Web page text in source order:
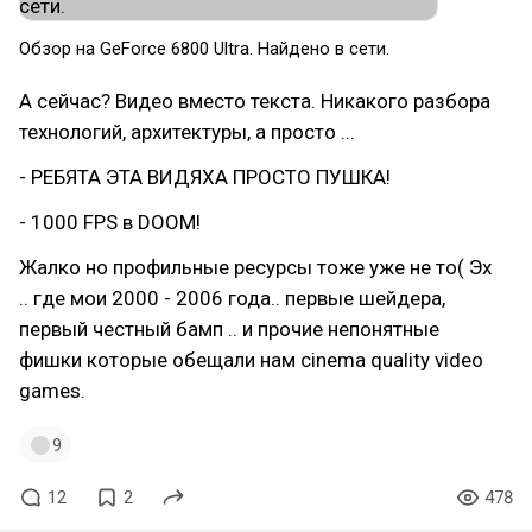
Обзор на GeForce 6800 Ultra. Найдено в сети.
А сейчас? Видео вместо текста. Никакого разбора
технологий, архитектуры, а просто ...
- РЕБЯТА ЭТА ВИДЯХА ПРОСТО ПУШКА!
- 1000 FPS в DOOM!
Жалко но профильные ресурсы тоже уже не то( Эх
.. где мои 2000 - 2006 года.. первые шейдера,
первый честный бамп .. и прочие непонятные
фишки которые обещали нам cinema quality video
games.
9
12 2 478